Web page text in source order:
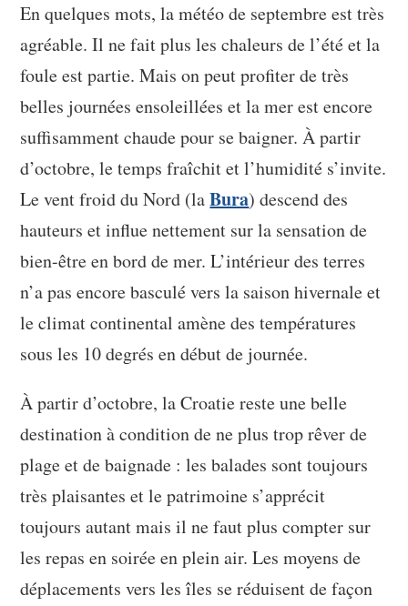
En quelques mots, la météo de septembre est très
agréable. Il ne fait plus les chaleurs de l’été et la
foule est partie. Mais on peut profiter de très
belles journées ensoleillées et la mer est encore
suffisamment chaude pour se baigner. À partir
d’octobre, le temps fraîchit et l’humidité s’invite.
Le vent froid du Nord (laBura) descend des
hauteurs et influe nettement sur la sensation de
bien-être en bord de mer. L’intérieur des terres
n’a pas encore basculé vers la saison hivernale et
le climat continental amène des températures
sous les 10 degrés en début de journée.
À partir d’octobre, la Croatie reste une belle
destination à condition de ne plus trop rêver de
plage et de baignade : les balades sont toujours
très plaisantes et le patrimoine s’apprécit
toujours autant mais il ne faut plus compter sur
les repas en soirée en plein air. Les moyens de
déplacements vers les îles se réduisent de façon